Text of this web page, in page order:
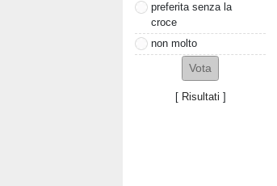
preferita senza la
croce
non molto
[ Risultati ]